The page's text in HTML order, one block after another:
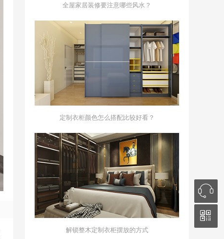
全屋家居装修要注意哪些风水？
定制衣柜颜色怎么搭配比较好看？
解锁整木定制衣柜摆放的方式